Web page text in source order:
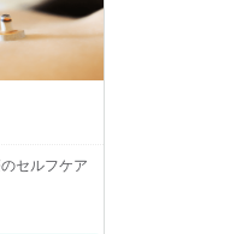
セルフケア